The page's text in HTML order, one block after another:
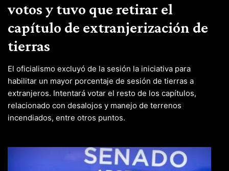
votos y tuvo que retirar el
capítulo de extranjerización de
tierras
El oficialismo excluyó de la sesión la iniciativa para
habilitar un mayor porcentaje de sesión de tierras a
extranjeros. Intentará votar el resto de los capítulos,
relacionado con desalojos y manejo de terrenos
incendiados, entre otros puntos.